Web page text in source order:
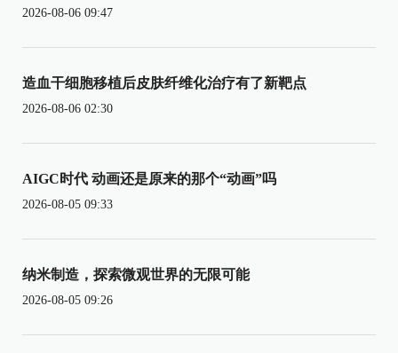
2026-08-06 09:47
造血干细胞移植后皮肤纤维化治疗有了新靶点
2026-08-06 02:30
AIGC时代 动画还是原来的那个“动画”吗
2026-08-05 09:33
纳米制造，探索微观世界的无限可能
2026-08-05 09:26